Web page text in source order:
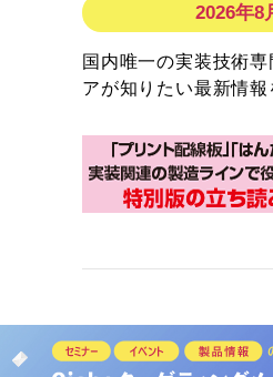
2026年8
国内唯一の実装技術
アが知りたい最新情報